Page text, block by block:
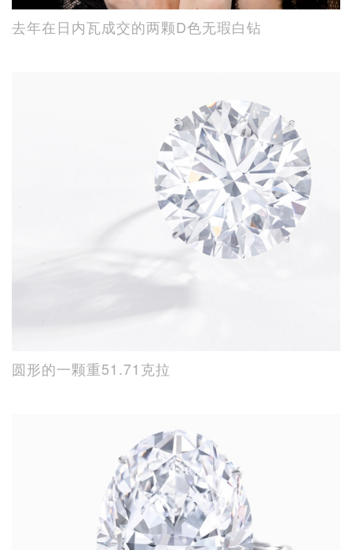
去年在日内瓦成交的两颗D色无瑕白钻
圆形的一颗重51.71克拉